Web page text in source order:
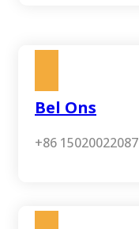
Bel Ons
+86 15020022087